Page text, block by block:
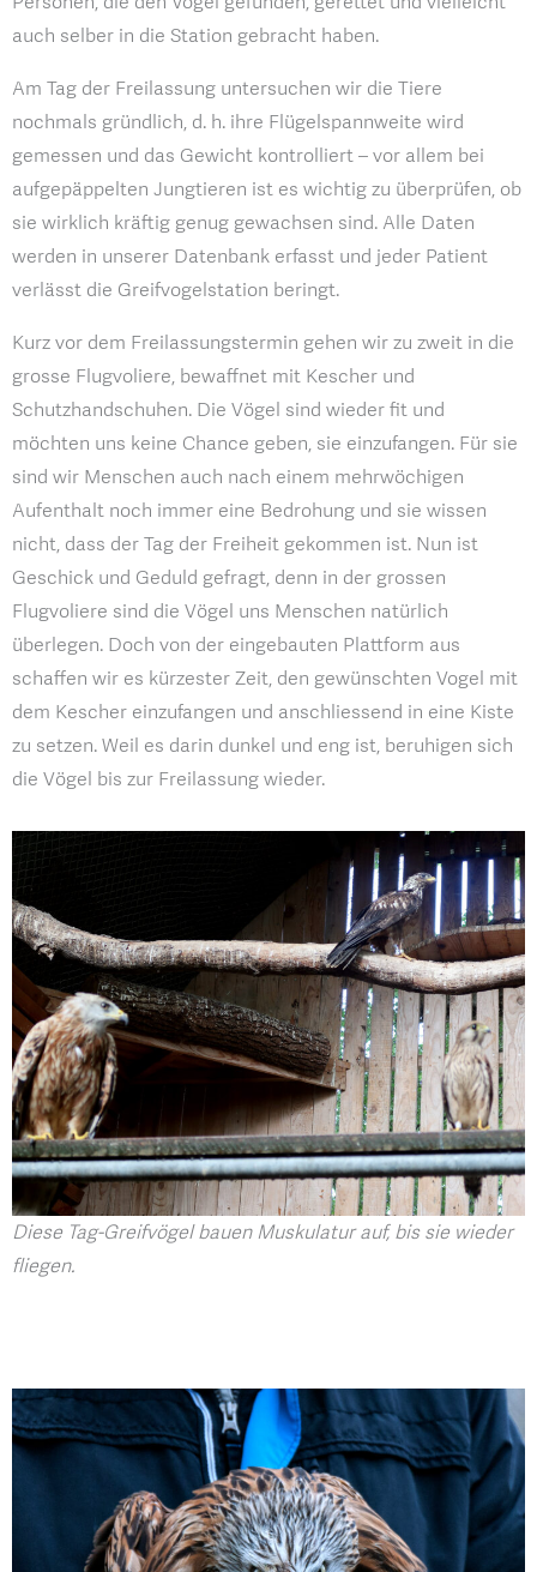
auch selber in die Station gebracht haben.
Am Tag der Freilassung untersuchen wir die Tiere
nochmals gründlich, d. h. ihre Flügelspannweite wird
gemessen und das Gewicht kontrolliert – vor allem bei
aufgepäppelten Jungtieren ist es wichtig zu überprüfen, ob
sie wirklich kräftig genug gewachsen sind. Alle Daten
werden in unserer Datenbank erfasst und jeder Patient
verlässt die Greifvogelstation beringt.
Kurz vor dem Freilassungstermin gehen wir zu zweit in die
grosse Flugvoliere, bewaffnet mit Kescher und
Schutzhandschuhen. Die Vögel sind wieder fit und
möchten uns keine Chance geben, sie einzufangen. Für sie
sind wir Menschen auch nach einem mehrwöchigen
Aufenthalt noch immer eine Bedrohung und sie wissen
nicht, dass der Tag der Freiheit gekommen ist. Nun ist
Geschick und Geduld gefragt, denn in der grossen
Flugvoliere sind die Vögel uns Menschen natürlich
überlegen. Doch von der eingebauten Plattform aus
schaffen wir es kürzester Zeit, den gewünschten Vogel mit
dem Kescher einzufangen und anschliessend in eine Kiste
zu setzen. Weil es darin dunkel und eng ist, beruhigen sich
die Vögel bis zur Freilassung wieder.
Diese Tag-Greifvögel bauen Muskulatur auf, bis sie wieder
fliegen.